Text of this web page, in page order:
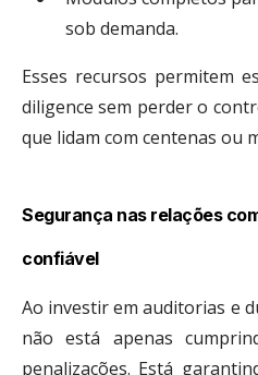
sob demanda.
Esses recursos permitem
diligence sem perder o
que lidam com centenas ou
Segurança nas relações
confiável
Ao investir em auditorias e
não está apenas
penalizações. Está